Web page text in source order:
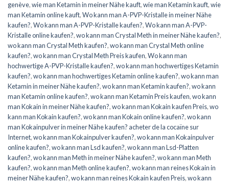
genève,wie man Ketamin in meiner Nähe kauft,wie man Ketamin kauft,wie
man Ketamin online kauft,Wo kann man A-PVP-Kristalle in meiner Nähe
kaufen?,Wo kann man A-PVP-Kristalle kaufen?,Wo kann man A-PVP-
Kristalle online kaufen?,wo kann man Crystal Meth in meiner Nähe kaufen?,
wo kann man Crystal Meth kaufen?,wo kann man Crystal Meth online
kaufen?,wo kann man Crystal Meth Preis kaufen,Wo kann man
hochwertige A-PVP-Kristalle kaufen?,wo kann man hochwertiges Ketamin
kaufen?,wo kann man hochwertiges Ketamin online kaufen?,wo kann man
Ketamin in meiner Nähe kaufen?,wo kann man Ketamin kaufen?,wo kann
man Ketamin online kaufen?,wo kann man Ketamin Preis kaufen,wo kann
man Kokain in meiner Nähe kaufen?,wo kann man Kokain kaufen Preis,wo
kann man Kokain kaufen?,wo kann man Kokain online kaufen?,wo kann
man Kokainpulver in meiner Nähe kaufen? acheter de la cocaïne sur
Internet,wo kann man Kokainpulver kaufen?,wo kann man Kokainpulver
online kaufen?,wo kann man Lsd kaufen?,wo kann man Lsd-Platten
kaufen?,wo kann man Meth in meiner Nähe kaufen?,wo kann man Meth
kaufen?,wo kann man Meth online kaufen?,wo kann man reines Kokain in
meiner Nähe kaufen?,wo kann man reines Kokain kaufen Preis,wo kann